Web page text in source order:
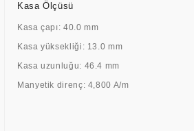
Kasa Ölçüsü
Kasa çapı: 40.0 mm
Kasa yüksekliği: 13.0 mm
Kasa uzunluğu: 46.4 mm
Manyetik direnç: 4,800 A/m